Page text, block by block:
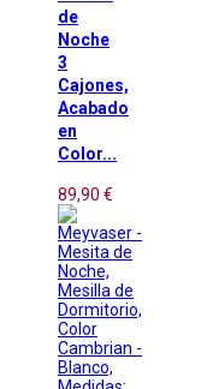
de
Noche
3
Cajones,
Acabado
en
Color...
89,90 €